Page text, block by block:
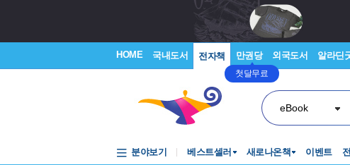
HOME 국내도서 전자책 만권당
첫달무료
외국도서 알라딘
eBook
분야보기 베스트셀러 새로나온책 이벤트